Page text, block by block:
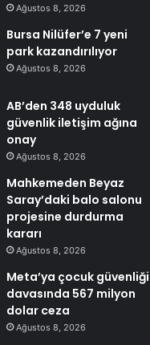
Ağustos 8, 2026
Bursa Nilüfer’e 7 yeni
park kazandırılıyor
Ağustos 8, 2026
AB’den 348 uyduluk
güvenlik iletişim ağına
onay
Ağustos 8, 2026
Mahkemeden Beyaz
Saray’daki balo salonu
projesine durdurma
kararı
Ağustos 8, 2026
Meta’ya çocuk güvenliği
davasında 567 milyon
dolar ceza
Ağustos 8, 2026